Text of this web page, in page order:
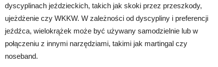
dyscyplinach jeździeckich, takich jak skoki przez przeszkody,
ujeżdżenie czy WKKW. W zależności od dyscypliny i preferencji
jeźdźca, wielokrążek może być używany samodzielnie lub w
połączeniu z innymi narzędziami, takimi jak martingal czy
noseband.